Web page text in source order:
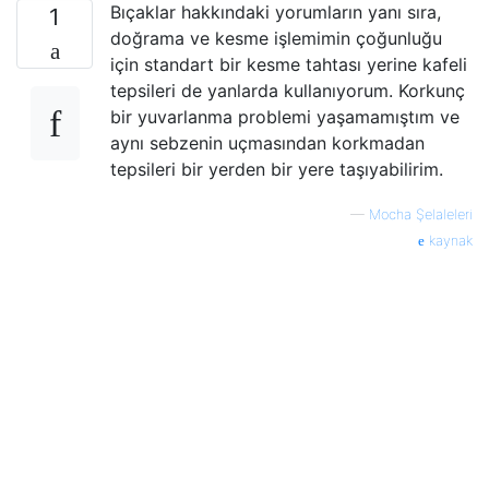
1
Bıçaklar hakkındaki yorumların yanı sıra,
doğrama ve kesme işlemimin çoğunluğu
için standart bir kesme tahtası yerine kafeli
tepsileri de yanlarda kullanıyorum. Korkunç
bir yuvarlanma problemi yaşamamıştım ve
aynı sebzenin uçmasından korkmadan
tepsileri bir yerden bir yere taşıyabilirim.
— Mocha Şelaleleri
kaynak